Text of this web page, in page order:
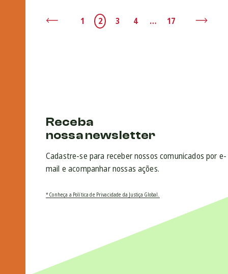
1 2 3 4 … 17
Receba
nossa newsletter
Cadastre-se para receber nossos comunicados por e-
mail e acompanhar nossas ações.
* Conheça a Política de Privacidade da Justiça Global.